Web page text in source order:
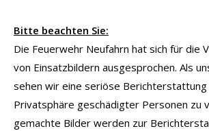
Bitte beachten Sie:
Die Feuerwehr Neufahrn hat sich für die
von Einsatzbildern ausgesprochen. Als
sehen wir eine seriöse Berichterstattung
Privatsphäre geschädigter Personen zu
gemachte Bilder werden zur